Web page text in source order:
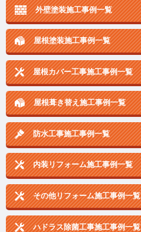
外壁塗装施工事例一覧
屋根塗装施工事例一覧
屋根カバー工事施工事例一覧
屋根葺き替え施工事例一覧
防水工事施工事例一覧
内装リフォーム施工事例一覧
その他リフォーム施工事例一覧
ハドラス除菌工事施工事例一覧